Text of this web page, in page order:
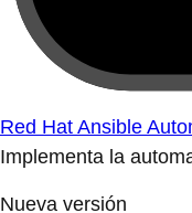
Red Hat Ansible
Implementa la
Nueva versión